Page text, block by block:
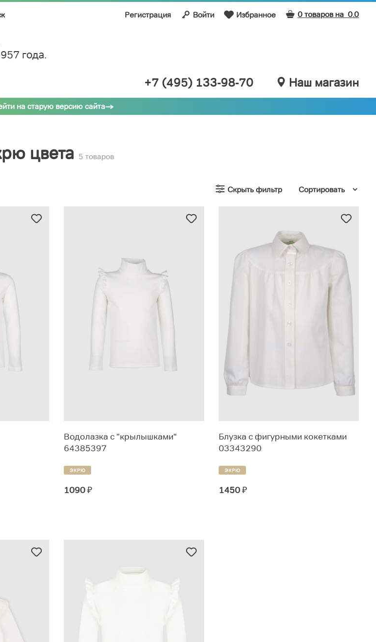
Регистрация Войти Избранное 0 товаров на 0.0
года.
+7 (495) 133-98-70 Наш магазин
на старую версию сайта
цвета 5 товаров
Скрыть фильтр
Водолазка с "крылышками"
64385397
ЭКРЮ
1090₽
Блузка с фигурными кокетками
03343290
ЭКРЮ
1450₽